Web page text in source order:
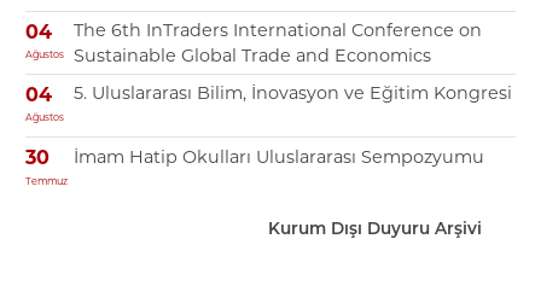
04
Ağustos
The 6th InTraders International Conference on
Sustainable Global Trade and Economics
04
Ağustos
5. Uluslararası Bilim, İnovasyon ve Eğitim Kongresi
30
Temmuz
İmam Hatip Okulları Uluslararası Sempozyumu
Kurum Dışı Duyuru Arşivi